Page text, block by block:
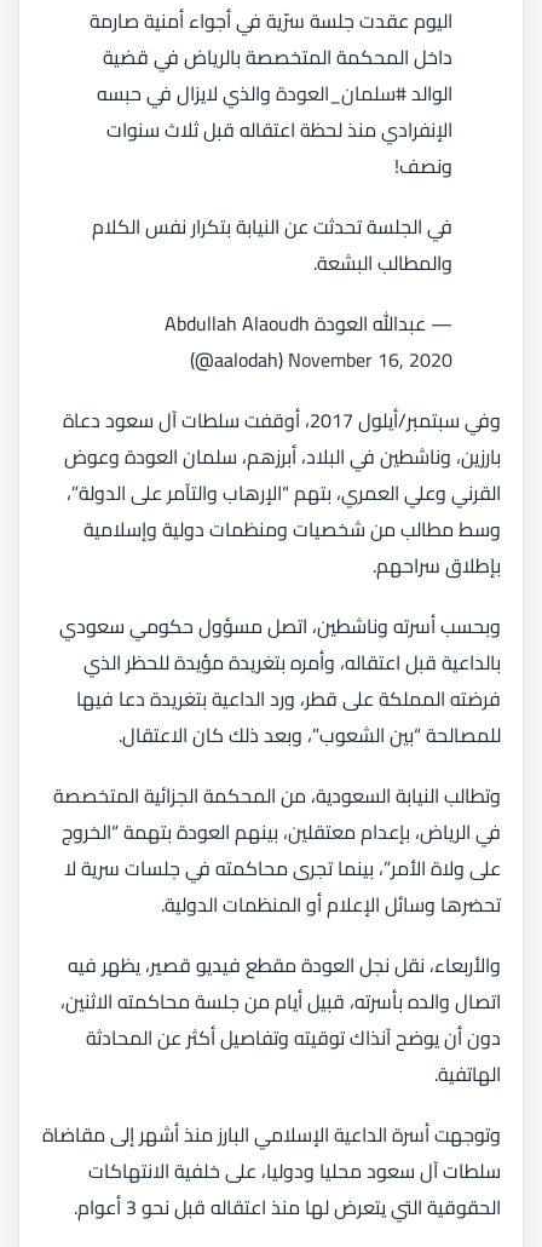
اليوم عقدت جلسة سرّية في أجواء أمنية صارمة
داخل المحكمة المتخصصة بالرياض في قضية
الوالد#سلمان_العودةوالذي لايزال في حبسه
الإنفرادي منذ لحظة اعتقاله قبل ثلاث سنوات
ونصف!
في الجلسة تحدثت عن النيابة بتكرار نفس الكلام
والمطالب البشعة.
— عبدالله العودة Abdullah Alaoudh
(@aalodah)November 16, 2020
وفي سبتمبر/أيلول 2017، أوقفت سلطات آل سعود دعاة
بارزين، وناشطين في البلاد، أبرزهم، سلمان العودة وعوض
القرني وعلي العمري، بتهم “الإرهاب والتآمر على الدولة”،
وسط مطالب من شخصيات ومنظمات دولية وإسلامية
بإطلاق سراحهم.
وبحسب أسرته وناشطين، اتصل مسؤول حكومي سعودي
بالداعية قبل اعتقاله، وأمره بتغريدة مؤيدة للحظر الذي
فرضته المملكة على قطر، ورد الداعية بتغريدة دعا فيها
للمصالحة “بين الشعوب”، وبعد ذلك كان الاعتقال.
وتطالب النيابة السعودية، من المحكمة الجزائية المتخصصة
في الرياض، بإعدام معتقلين، بينهم العودة بتهمة “الخروج
على ولاة الأمر”، بينما تجرى محاكمته في جلسات سرية لا
تحضرها وسائل الإعلام أو المنظمات الدولية.
والأربعاء، نقل نجل العودة مقطع فيديو قصير، يظهر فيه
اتصال والده بأسرته، قبيل أيام من جلسة محاكمته الاثنين،
دون أن يوضح آنذاك توقيته وتفاصيل أكثر عن المحادثة
الهاتفية.
وتوجهت أسرة الداعية الإسلامي البارز منذ أشهر إلى مقاضاة
سلطات آل سعود محليا ودوليا، على خلفية الانتهاكات
الحقوقية التي يتعرض لها منذ اعتقاله قبل نحو 3 أعوام.